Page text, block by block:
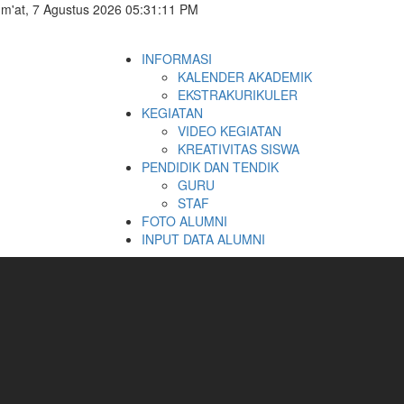
7 Agustus 2026 05:31:11 PM
INFORMASI
KALENDER AKADEMIK
EKSTRAKURIKULER
KEGIATAN
VIDEO KEGIATAN
KREATIVITAS SISWA
PENDIDIK DAN TENDIK
GURU
STAF
FOTO ALUMNI
INPUT DATA ALUMNI